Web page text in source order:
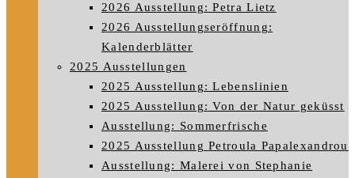
2026 Ausstellung: Petra Lietz
2026 Ausstellungseröffnung:
Kalenderblätter
2025 Ausstellungen
2025 Ausstellung: Lebenslinien
2025 Ausstellung: Von der Natur geküsst
Ausstellung: Sommerfrische
2025 Ausstellung Petroula Papalexandrou
Ausstellung: Malerei von Stephanie